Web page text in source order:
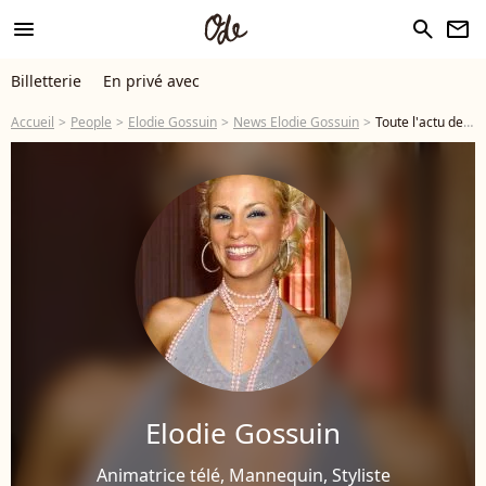
menu search newsletter
Billetterie En privé avec
Accueil People Elodie Gossuin News Elodie Gossuin Toute l'actu de Elodie Gossuin - Page 6
Elodie Gossuin
Animatrice télé, Mannequin, Styliste